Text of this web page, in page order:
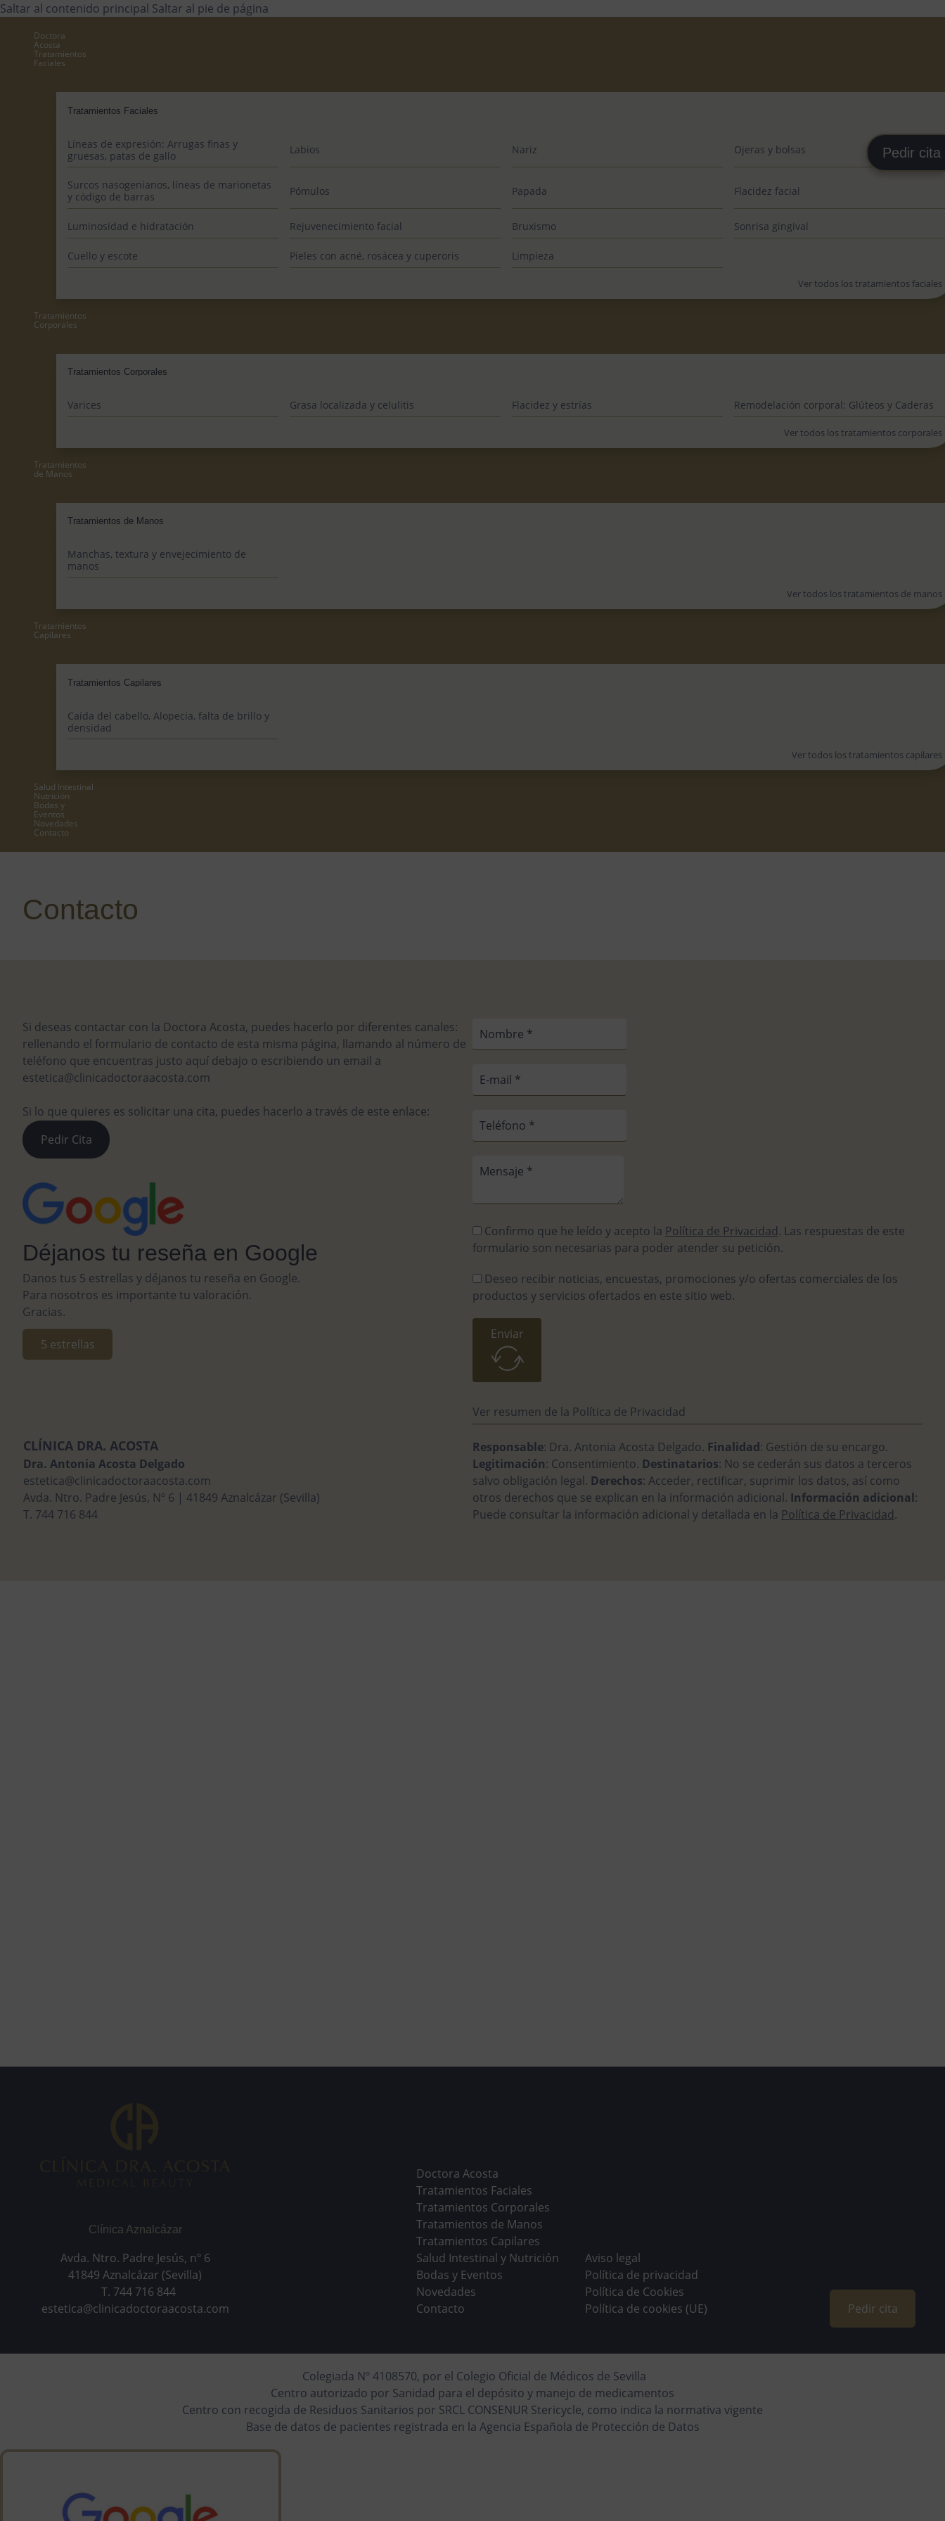
Saltar al contenido principal Saltar al pie de página
Doctora
Acosta
Tratamientos
Faciales
Tratamientos Faciales
Líneas de expresión: Arrugas finas y
gruesas, patas de gallo
Labios Nariz Ojeras y bolsas
Surcos nasogenianos, líneas de marionetas
y código de barras
Pómulos Papada Flacidez facial
Luminosidad e hidratación Rejuvenecimiento facial Bruxismo Sonrisa gingival
Cuello y escote Pieles con acné, rosácea y cuperoris Limpieza
Ver todos los tratamientos faciales
Tratamientos
Corporales
Tratamientos Corporales
Varices Grasa localizada y celulitis Flacidez y estrías Remodelación corporal: Glúteos y Caderas
Ver todos los tratamientos corporales
Tratamientos
de Manos
Tratamientos de Manos
Manchas, textura y envejecimiento de
manos
Ver todos los tratamientos de manos
Tratamientos
Capilares
Tratamientos Capilares
Caída del cabello, Alopecia, falta de brillo y
densidad
Ver todos los tratamientos capilares
Salud Intestinal
Nutrición
Bodas y
Eventos
Novedades
Contacto
Contacto
Si deseas contactar con la Doctora Acosta, puedes hacerlo por diferentes canales:
rellenando el formulario de contacto de esta misma página, llamando al número de
teléfono que encuentras justo aquí debajo o escribiendo un email a
estetica@clinicadoctoraacosta.com
Si lo que quieres es solicitar una cita, puedes hacerlo a través de este enlace:
Pedir Cita
Déjanos tu reseña en Google
Danos tus 5 estrellas y déjanos tu reseña en Google.
Para nosotros es importante tu valoración.
Gracias.
5 estrellas
CLÍNICA DRA. ACOSTA
Dra. Antonia Acosta Delgado
estetica@clinicadoctoraacosta.com
Avda. Ntro. Padre Jesús, Nº 6 | 41849 Aznalcázar (Sevilla)
T. 744 716 844
Confirmo que he leído y acepto la Política de Privacidad. Las respuestas de este
formulario son necesarias para poder atender su petición.
Deseo recibir noticias, encuestas, promociones y/o ofertas comerciales de los
productos y servicios ofertados en este sitio web.
Enviar
Ver resumen de la Política de Privacidad
Responsable: Dra. Antonia Acosta Delgado. Finalidad: Gestión de su encargo.
Legitimación: Consentimiento. Destinatarios: No se cederán sus datos a terceros
salvo obligación legal. Derechos: Acceder, rectificar, suprimir los datos, así como
otros derechos que se explican en la información adicional. Información adicional:
Puede consultar la información adicional y detallada en la Política de Privacidad.
Pedir cita
Clínica Aznalcázar
Avda. Ntro. Padre Jesús, nº 6
41849 Aznalcázar (Sevilla)
T. 744 716 844
estetica@clinicadoctoraacosta.com
Doctora Acosta
Tratamientos Faciales
Tratamientos Corporales
Tratamientos de Manos
Tratamientos Capilares
Salud Intestinal y Nutrición
Bodas y Eventos
Novedades
Contacto
Aviso legal
Política de privacidad
Política de Cookies
Política de cookies (UE)
Pedir cita
Colegiada Nº 4108570, por el Colegio Oficial de Médicos de Sevilla
Centro autorizado por Sanidad para el depósito y manejo de medicamentos
Centro con recogida de Residuos Sanitarios por SRCL CONSENUR Stericycle, como indica la normativa vigente
Base de datos de pacientes registrada en la Agencia Española de Protección de Datos